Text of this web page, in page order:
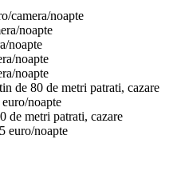
camera/noapte
noapte
noapte
noapte
noapte
de 80 de metri patrati, cazare
noapte
de metri patrati, cazare
euro/noapte